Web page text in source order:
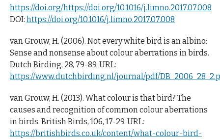
https://doi.org/https://doi.org/10.1016/j.limno.2017.07.008
DOI: https://doi.org/10.1016/j.limno.2017.07.008
van Grouw, H. (2006). Not every white bird is an albino:
Sense and nonsense about colour aberrations in birds.
Dutch Birding, 28, 79-89. URL:
https://www.dutchbirding.nl/journal/pdf/
van Grouw, H. (2013). What colour is that bird? The
causes and recognition of common colour aberrations
in birds. British Birds, 106, 17-29. URL:
https://britishbirds.co.uk/content/what-colour-bird-